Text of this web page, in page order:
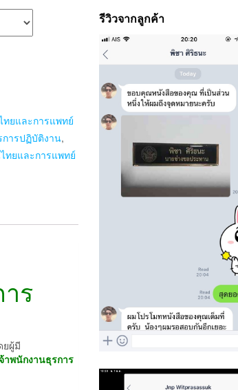
ยและการแพทย์
การปฏิบัติงาน,
ทยและการแพทย์
ร
ยผู้มี
าพนักงานธุรการ
รีวิวจากลูกค้า